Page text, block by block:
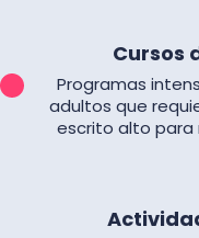
Cursos
Programas
adultos que
escrito alto para